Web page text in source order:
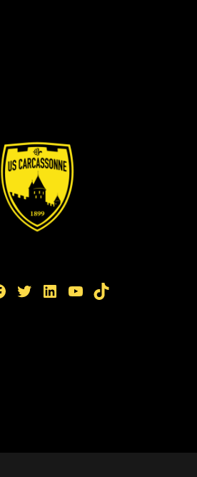
Twitter LinkedIn YouTube TikTok